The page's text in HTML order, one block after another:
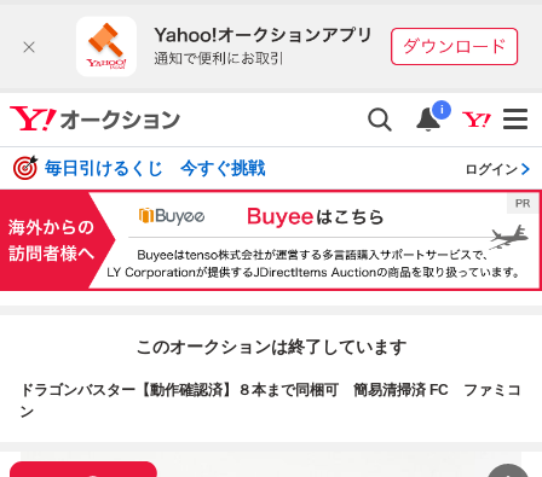
i
毎日引けるくじ 今すぐ挑戦 ログイン
このオークションは終了しています
ドラゴンバスター【動作確認済】８本まで同梱可 簡易清掃済 FC ファミコ
ン